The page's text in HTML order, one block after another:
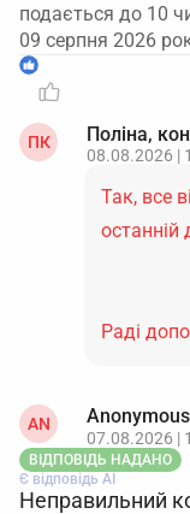
подається до 10
09 серпня 2026
1
ПК Поліна,
08.08.2026 |
Так, все
останній
Раді
AN Anonymous
07.08.2026 |
ВІДПОВІДЬ НАДАНО
Є відповідь АІ
Неправильний